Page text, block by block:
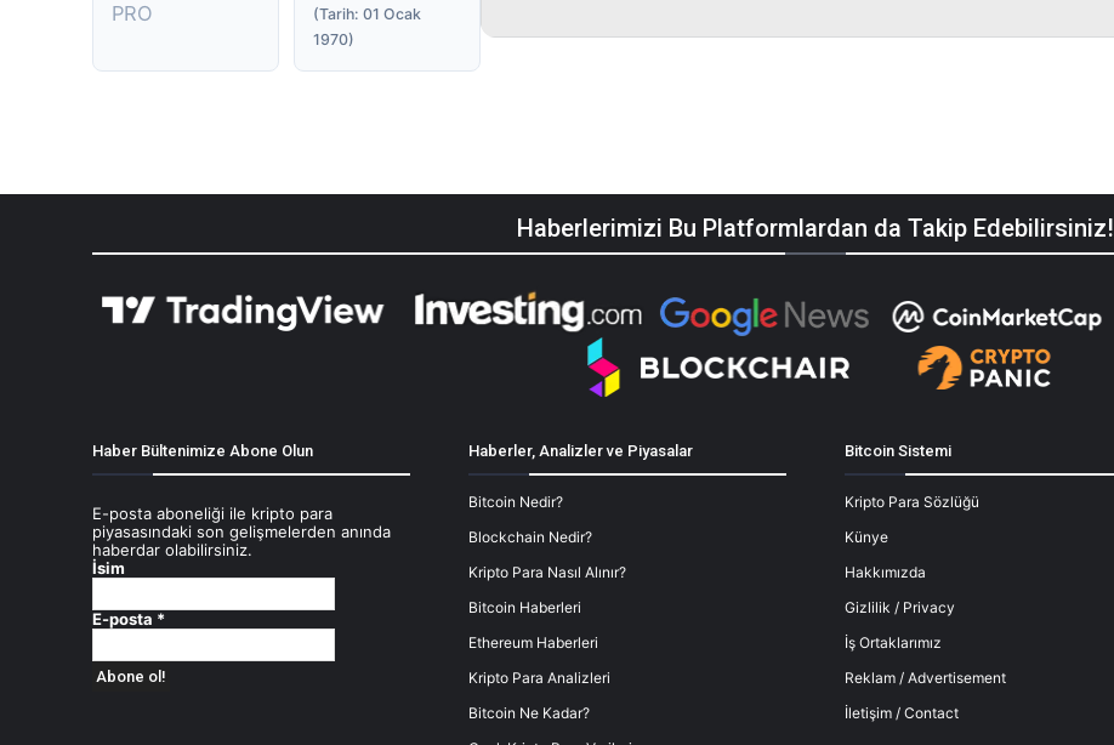
PRO
(Tarih: 01 Ocak
1970)
Haberlerimizi Bu Platformlardan da Takip Edebilirsiniz!
Haber Bültenimize Abone Olun
E-posta aboneliği ile kripto para
piyasasındaki son gelişmelerden anında
haberdar olabilirsiniz.
İsim
E-posta *
Haberler, Analizler ve Piyasalar
Bitcoin Nedir?
Blockchain Nedir?
Kripto Para Nasıl Alınır?
Bitcoin Haberleri
Ethereum Haberleri
Kripto Para Analizleri
Bitcoin Ne Kadar?
Bitcoin Sistemi
Kripto Para Sözlüğü
Künye
Hakkımızda
Gizlilik / Privacy
İş Ortaklarımız
Reklam / Advertisement
İletişim / Contact